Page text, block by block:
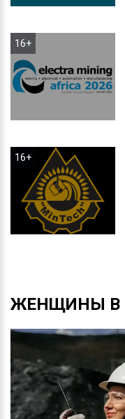
16+
16+
ЖЕНЩИНЫ В